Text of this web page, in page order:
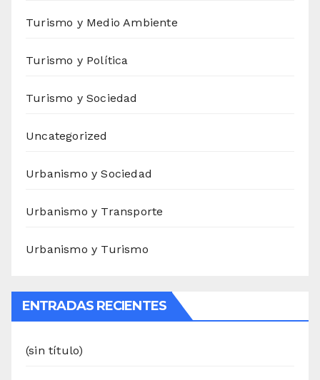
Turismo y Medio Ambiente
Turismo y Política
Turismo y Sociedad
Uncategorized
Urbanismo y Sociedad
Urbanismo y Transporte
Urbanismo y Turismo
ENTRADAS RECIENTES
(sin título)